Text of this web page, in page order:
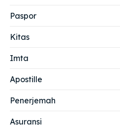
Paspor
Kitas
Imta
Apostille
Penerjemah
Asuransi